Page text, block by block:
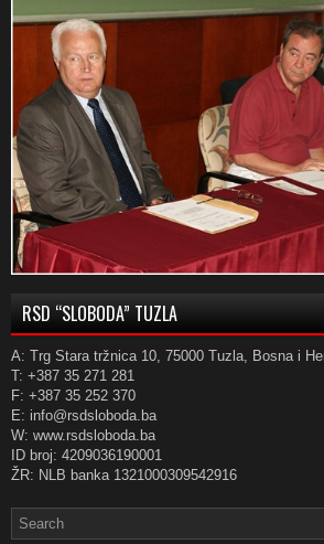
RSD “SLOBODA” TUZLA
A: Trg Stara tržnica 10, 75000 Tuzla, Bosna i
T: +387 35 271 281
F: +387 35 252 370
E: info@rsdsloboda.ba
W: www.rsdsloboda.ba
ID broj: 4209036190001
ŽR: NLB banka 1321000309542916